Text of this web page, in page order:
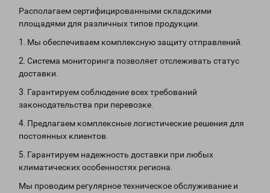
Располагаем сертифицированными складскими
площадями для различных типов продукции.
1. Мы обеспечиваем комплексную защиту отправлений.
2. Система мониторинга позволяет отслеживать статус
доставки.
3. Гарантируем соблюдение всех требований
законодательства при перевозке.
4. Предлагаем комплексные логистические решения для
постоянных клиентов.
5. Гарантируем надежность доставки при любых
климатических особенностях региона.
Мы проводим регулярное техническое обслуживание и